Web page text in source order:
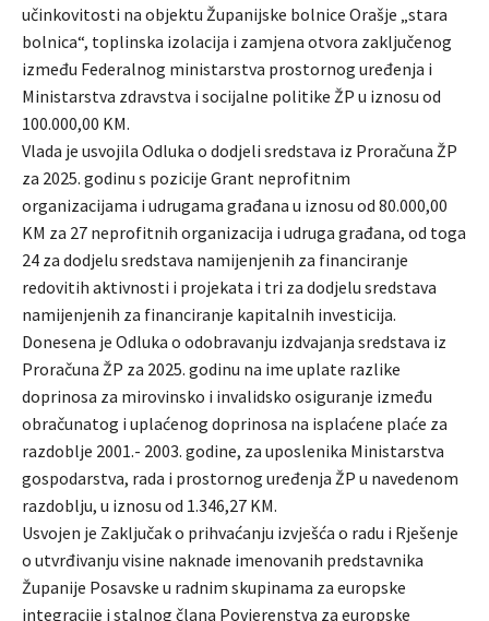
učinkovitosti na objektu Županijske bolnice Orašje „stara
bolnica“, toplinska izolacija i zamjena otvora zaključenog
između Federalnog ministarstva prostornog uređenja i
Ministarstva zdravstva i socijalne politike ŽP u iznosu od
100.000,00 KM.
Vlada je usvojila Odluka o dodjeli sredstava iz Proračuna ŽP
za 2025. godinu s pozicije Grant neprofitnim
organizacijama i udrugama građana u iznosu od 80.000,00
KM za 27 neprofitnih organizacija i udruga građana, od toga
24 za dodjelu sredstava namijenjenih za financiranje
redovitih aktivnosti i projekata i tri za dodjelu sredstava
namijenjenih za financiranje kapitalnih investicija.
Donesena je Odluka o odobravanju izdvajanja sredstava iz
Proračuna ŽP za 2025. godinu na ime uplate razlike
doprinosa za mirovinsko i invalidsko osiguranje između
obračunatog i uplaćenog doprinosa na isplaćene plaće za
razdoblje 2001.- 2003. godine, za uposlenika Ministarstva
gospodarstva, rada i prostornog uređenja ŽP u navedenom
razdoblju, u iznosu od 1.346,27 KM.
Usvojen je Zaključak o prihvaćanju izvješća o radu i Rješenje
o utvrđivanju visine naknade imenovanih predstavnika
Županije Posavske u radnim skupinama za europske
integracije i stalnog člana Povjerenstva za europske